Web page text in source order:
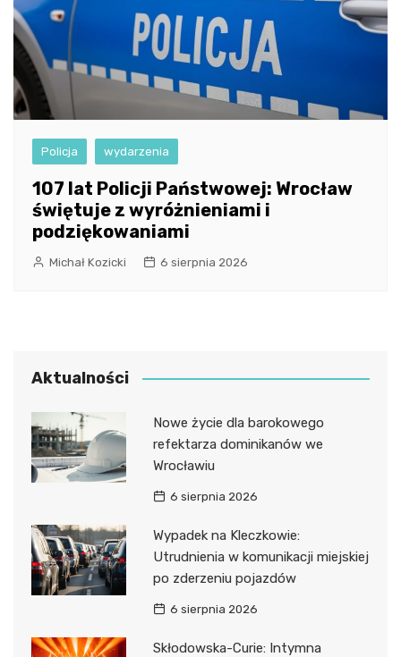
Policja wydarzenia
107 lat Policji Państwowej: Wrocław
świętuje z wyróżnieniami i
podziękowaniami
Michał Kozicki 6 sierpnia 2026
Aktualności
Nowe życie dla barokowego
refektarza dominikanów we
Wrocławiu
6 sierpnia 2026
Wypadek na Kleczkowie:
Utrudnienia w komunikacji miejskiej
po zderzeniu pojazdów
6 sierpnia 2026
Skłodowska-Curie: Intymna